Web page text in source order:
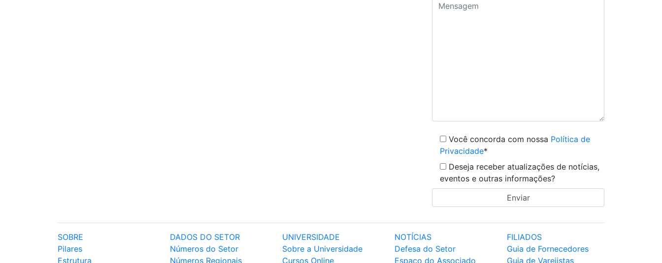
Você concorda com nossa Política de
Privacidade*
Deseja receber atualizações de notícias,
eventos e outras informações?
SOBRE
Pilares
Estrutura
DADOS DO SETOR
Números do Setor
Números Regionais
UNIVERSIDADE
Sobre a Universidade
Cursos Online
NOTÍCIAS
Defesa do Setor
Espaço do Associado
FILIADOS
Guia de Fornecedores
Guia de Varejistas